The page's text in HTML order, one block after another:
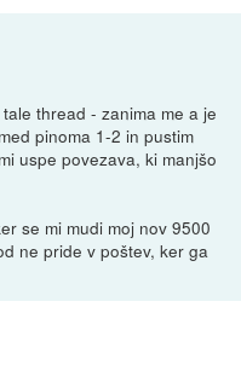
thread - zanima me a je
pinoma 1-2 in pustim
uspe povezava, ki manjšo
se mi mudi moj nov 9500
ne pride v poštev, ker ga